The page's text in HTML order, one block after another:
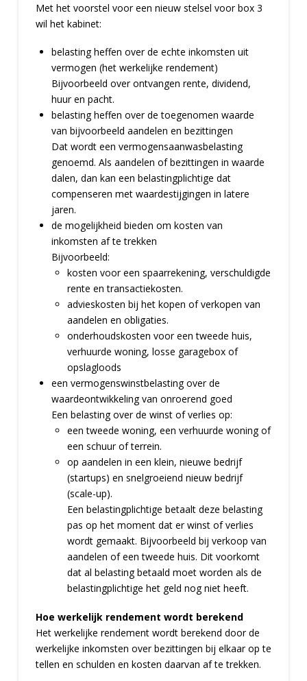
Met het voorstel voor een nieuw stelsel voor box 3
wil het kabinet:
belasting heffen over de echte inkomsten uit
vermogen (het werkelijke rendement)
Bijvoorbeeld over ontvangen rente, dividend,
huur en pacht.
belasting heffen over de toegenomen waarde
van bijvoorbeeld aandelen en bezittingen
Dat wordt een vermogensaanwasbelasting
genoemd. Als aandelen of bezittingen in waarde
dalen, dan kan een belastingplichtige dat
compenseren met waardestijgingen in latere
jaren.
de mogelijkheid bieden om kosten van
inkomsten af te trekken
Bijvoorbeeld:
kosten voor een spaarrekening, verschuldigde
rente en transactiekosten.
advieskosten bij het kopen of verkopen van
aandelen en obligaties.
onderhoudskosten voor een tweede huis,
verhuurde woning, losse garagebox of
opslagloods
een vermogenswinstbelasting over de
waardeontwikkeling van onroerend goed
Een belasting over de winst of verlies op:
een tweede woning, een verhuurde woning of
een schuur of terrein.
op aandelen in een klein, nieuwe bedrijf
(startups) en snelgroeiend nieuw bedrijf
(scale-up).
Een belastingplichtige betaalt deze belasting
pas op het moment dat er winst of verlies
wordt gemaakt. Bijvoorbeeld bij verkoop van
aandelen of een tweede huis. Dit voorkomt
dat al belasting betaald moet worden als de
belastingplichtige het geld nog niet heeft.
Hoe werkelijk rendement wordt berekend
Het werkelijke rendement wordt berekend door de
werkelijke inkomsten over bezittingen bij elkaar op te
tellen en schulden en kosten daarvan af te trekken.